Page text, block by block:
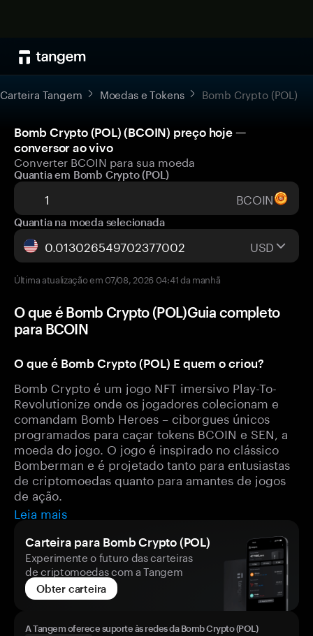
Carteira Tangem Moedas e Tokens Bomb Crypto (POL)
Bomb Crypto (POL) (BCOIN) preço hoje —
conversor ao vivo
Converter BCOIN para sua moeda
Quantia em Bomb Crypto (POL)
BCOIN
Quantia na moeda selecionada
USD
Última atualização em 07/08, 2026 04:41 da manhã
O que é Bomb Crypto (POL)Guia completo
para BCOIN
O que é Bomb Crypto (POL) E quem o criou?
Bomb Crypto é um jogo NFT imersivo Play-To-
Revolutionize onde os jogadores colecionam e
comandam Bomb Heroes – ciborgues únicos
programados para caçar tokens BCOIN e SEN, a
moeda do jogo. O jogo é inspirado no clássico
Bomberman e é projetado tanto para entusiastas
de criptomoedas quanto para amantes de jogos
de ação.
Leia mais
Carteira para Bomb Crypto (POL)
Experimente o futuro das carteiras
de criptomoedas com a Tangem
Obter carteira
A Tangem oferece suporte às redes da Bomb Crypto (POL)